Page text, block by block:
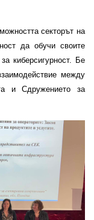
секторът на
да обучи своите
киберсигурност. Бе
между
и Сдружението за